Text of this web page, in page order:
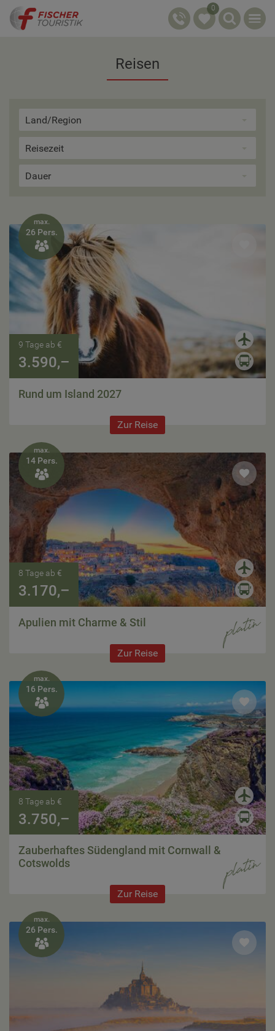
0
Reisen
Land/Region
Reisezeit
Dauer
max.
26 Pers.

9 Tage ab €
3.590,–
Rund um Island 2027
Zur Reise
max.
14 Pers.

8 Tage ab €
3.170,–
Apulien mit Charme & Stil
Zur Reise
max.
16 Pers.

8 Tage ab €
3.750,–
Zauberhaftes Südengland mit Cornwall &
Cotswolds
Zur Reise
max.
26 Pers.
